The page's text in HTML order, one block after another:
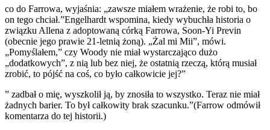
co do Farrowa, wyjaśnia: „zawsze miałem wrażenie, że robi to, bo
on tego chciał.”Engelhardt wspomina, kiedy wybuchła historia o
związku Allena z adoptowaną córką Farrowa, Soon-Yi Previn
(obecnie jego prawie 21-letnią żoną). „Żal mi Mii”, mówi.
„Pomyślałem,” czy Woody nie miał wystarczająco dużo
„dodatkowych”, z nią lub bez niej, że ostatnią rzeczą, którą musiał
zrobić, to pójść na coś, co było całkowicie jej?”
” zadbał o mię, wyszkolił ją, by znosiła to wszystko. Teraz nie miał
żadnych barier. To był całkowity brak szacunku.”(Farrow odmówił
komentarza do tej historii.)